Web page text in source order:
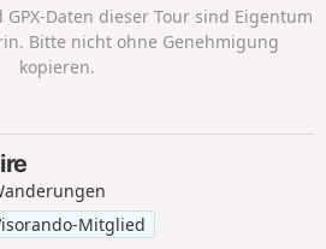
Daten dieser Tour sind Eigentum
Bitte nicht ohne Genehmigung
kopieren.
Mitglied